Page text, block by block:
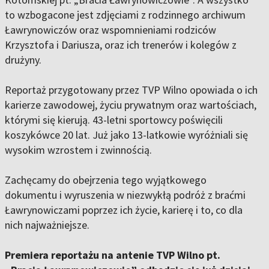
to wzbogacone jest zdjęciami z rodzinnego archiwum
Ławrynowiczów oraz wspomnieniami rodziców
Krzysztofa i Dariusza, oraz ich trenerów i kolegów z
drużyny.
Reportaż przygotowany przez TVP Wilno opowiada o ich
karierze zawodowej, życiu prywatnym oraz wartościach,
którymi się kierują. 43-letni sportowcy poświęcili
koszykówce 20 lat. Już jako 13-latkowie wyróżniali się
wysokim wzrostem i zwinnością.
Zachęcamy do obejrzenia tego wyjątkowego
dokumentu i wyruszenia w niezwykłą podróż z braćmi
Ławrynowiczami poprzez ich życie, karierę i to, co dla
nich najważniejsze.
Premiera reportażu na antenie TVP Wilno pt.